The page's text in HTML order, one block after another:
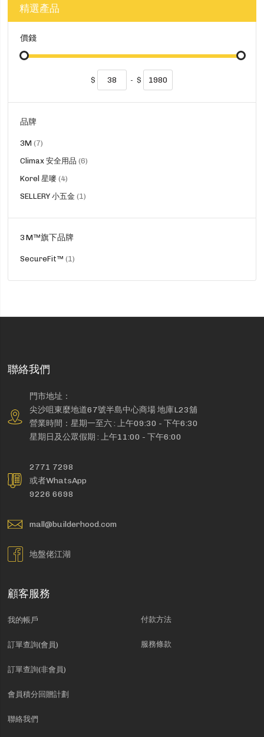
精選產品
價錢
$ - $
品牌
3M 7貨
Climax 安全用品 6貨
Korel 星嘜 4貨
SELLERY 小五金 1貨
3M™旗下品牌
SecureFit™ 1貨
聯絡我們
門市地址：
尖沙咀東麼地道67號半島中心商場 地庫L23舖
營業時間：星期一至六 : 上午09:30 - 下午6:30
星期日及公眾假期 : 上午11:00 - 下午6:00
2771 7298
或者WhatsApp
9226 6698
mall@builderhood.com
地盤佬江湖
顧客服務
我的帳戶
訂單查詢(會員)
訂單查詢(非會員)
會員積分回贈計劃
聯絡我們
付款方法
服務條款